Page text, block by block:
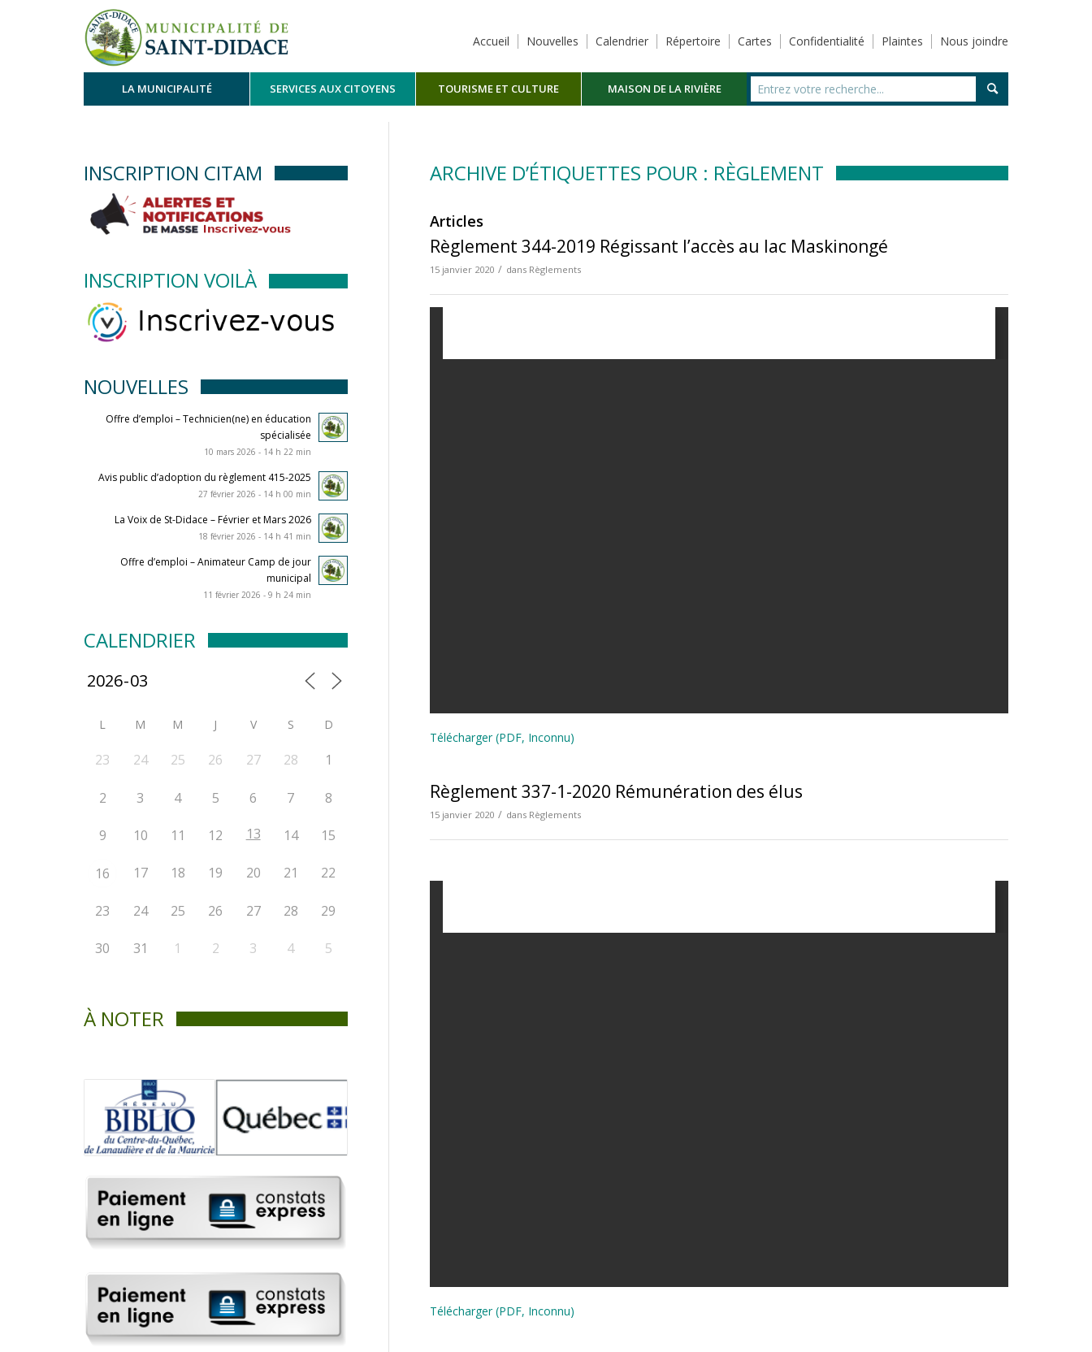
Accueil Nouvelles Calendrier Répertoire Cartes Confidentialité Plaintes Nous joindre
LA MUNICIPALITÉ SERVICES AUX CITOYENS TOURISME ET CULTURE MAISON DE LA RIVIÈRE
ARCHIVE D’ÉTIQUETTES POUR : RÈGLEMENT
Articles
Règlement 344-2019 Régissant l’accès au lac Maskinongé
15 janvier 2020 / dans Règlements
Télécharger (PDF, Inconnu)
Règlement 337-1-2020 Rémunération des élus
15 janvier 2020 / dans Règlements
Télécharger (PDF, Inconnu)
INSCRIPTION CITAM
INSCRIPTION VOILÀ
NOUVELLES
Offre d’emploi – Technicien(ne) en éducation
spécialisée
10 mars 2026 - 14 h 22 min
Avis public d’adoption du règlement 415-2025
27 février 2026 - 14 h 00 min
La Voix de St-Didace – Février et Mars 2026
18 février 2026 - 14 h 41 min
Offre d’emploi – Animateur Camp de jour
municipal
11 février 2026 - 9 h 24 min
CALENDRIER
L M M J V S D
23 24 25 26 27 28 1
2 3 4 5 6 7 8
9 10 11 12 13 14 15
16 17 18 19 20 21 22
23 24 25 26 27 28 29
30 31 1 2 3 4 5
À NOTER